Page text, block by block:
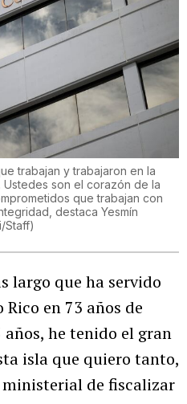
trabajan y trabajaron en la
son el corazón de la
que trabajan con
destaca Yesmín
Staff)
largo que ha servido
en 73 años de
he tenido el gran
isla que quiero tanto,
de fiscalizar